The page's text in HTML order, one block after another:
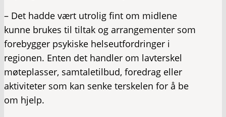
– Det hadde vært utrolig fint om midlene
kunne brukes til tiltak og arrangementer som
forebygger psykiske helseutfordringer i
regionen. Enten det handler om lavterskel
møteplasser, samtaletilbud, foredrag eller
aktiviteter som kan senke terskelen for å be
om hjelp.